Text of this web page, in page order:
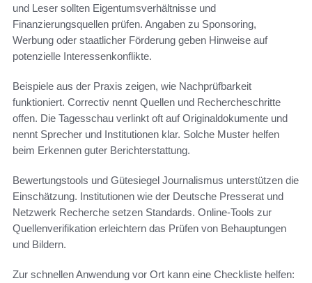
und Leser sollten Eigentumsverhältnisse und
Finanzierungsquellen prüfen. Angaben zu Sponsoring,
Werbung oder staatlicher Förderung geben Hinweise auf
potenzielle Interessenkonflikte.
Beispiele aus der Praxis zeigen, wie Nachprüfbarkeit
funktioniert. Correctiv nennt Quellen und Rechercheschritte
offen. Die Tagesschau verlinkt oft auf Originaldokumente und
nennt Sprecher und Institutionen klar. Solche Muster helfen
beim Erkennen guter Berichterstattung.
Bewertungstools und Gütesiegel Journalismus unterstützen die
Einschätzung. Institutionen wie der Deutsche Presserat und
Netzwerk Recherche setzen Standards. Online-Tools zur
Quellenverifikation erleichtern das Prüfen von Behauptungen
und Bildern.
Zur schnellen Anwendung vor Ort kann eine Checkliste helfen: